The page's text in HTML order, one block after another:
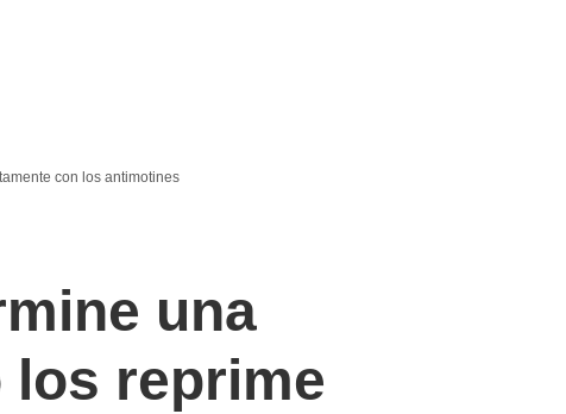
con los antimotines
una
los reprime